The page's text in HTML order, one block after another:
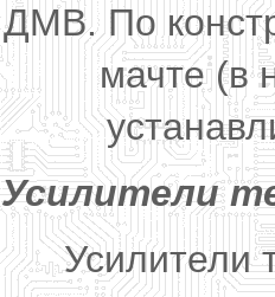
ДМВ. По
мачте (в
Усилители
Усилители